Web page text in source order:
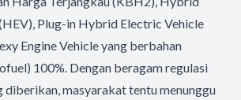
Plug-in Hybrid Electric Vehicle
Engine Vehicle yang berbahan
100%. Dengan beragam regulasi
diberikan, masyarakat tentu menunggu